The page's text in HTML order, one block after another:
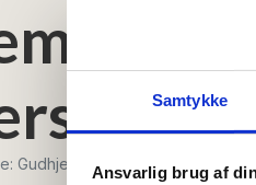
Samtykke
Ansvarlig brug af
Gudhjem